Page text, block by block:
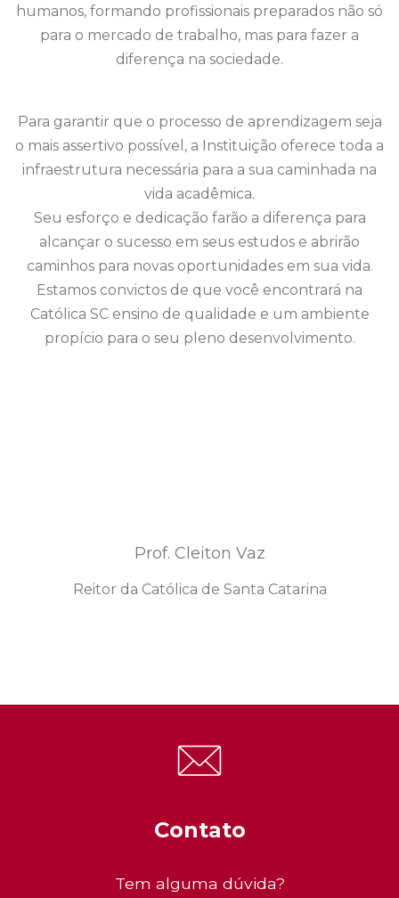
humanos, formando profissionais preparados não só
para o mercado de trabalho, mas para fazer a
diferença na sociedade.
Para garantir que o processo de aprendizagem seja
o mais assertivo possível, a Instituição oferece toda a
infraestrutura necessária para a sua caminhada na
vida acadêmica.
Seu esforço e dedicação farão a diferença para
alcançar o sucesso em seus estudos e abrirão
caminhos para novas oportunidades em sua vida.
Estamos convictos de que você encontrará na
Católica SC ensino de qualidade e um ambiente
propício para o seu pleno desenvolvimento.
Prof. Cleiton Vaz
Reitor da Católica de Santa Catarina
Contato
Tem alguma dúvida?